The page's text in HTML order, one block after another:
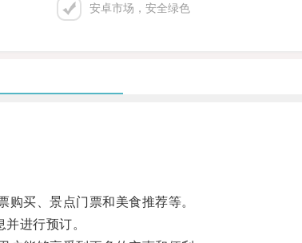
安卓市场，安全绿色
买、景点门票和美食推荐等。
进行预订。